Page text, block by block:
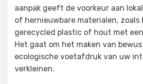
aanpak geeft de voorkeur aan
of hernieuwbare materialen, zoals
gerecycled plastic of hout met
Het gaat om het maken van
ecologische voetafdruk van uw
verkleinen.